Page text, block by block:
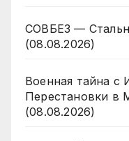
СОВБЕЗ —
(08.08.2026)
Военная тайна
Перестановки в
(08.08.2026)